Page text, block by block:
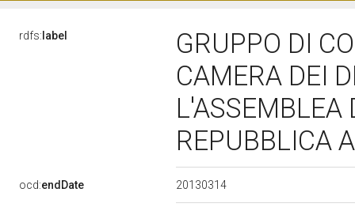
rdfs: label
GRUPPO DI
CAMERA DEI
L'ASSEMBLEA
REPUBBLICA
ocd:endDate 20130314